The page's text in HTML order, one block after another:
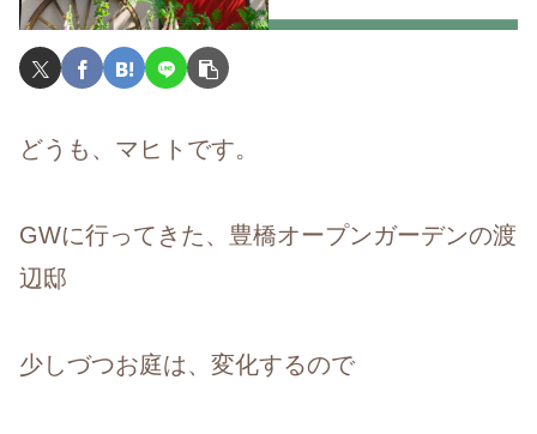
どうも、マヒトです。
GWに行ってきた、豊橋オープンガーデンの渡
辺邸
少しづつお庭は、変化するので